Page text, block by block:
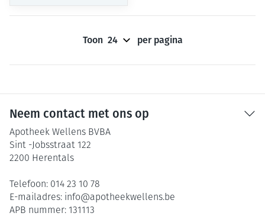
Toon per pagina
Neem contact met ons op
Apotheek Wellens BVBA
Sint -Jobsstraat 122
2200 Herentals
Telefoon: 014 23 10 78
E-mailadres: info@apotheekwellens.be
APB nummer: 131113